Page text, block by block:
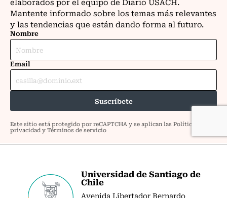
Universidad de Santiago de
Chile
Avenida Libertador Bernardo